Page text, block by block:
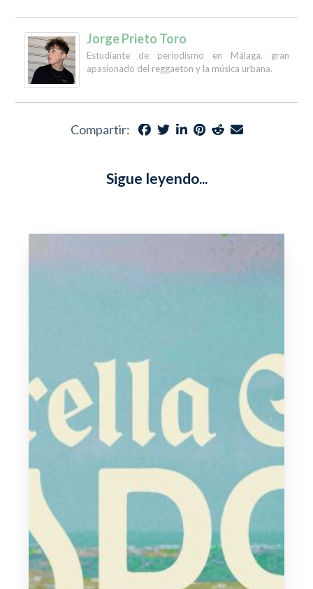
Jorge Prieto Toro
Estudiante de periodismo en Málaga, gran
apasionado del reggaeton y la música urbana.
Compartir:
Sigue leyendo...